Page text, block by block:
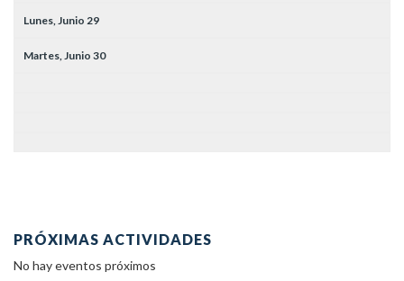
Lunes,Junio 29
Martes,Junio 30
PRÓXIMAS ACTIVIDADES
No hay eventos próximos